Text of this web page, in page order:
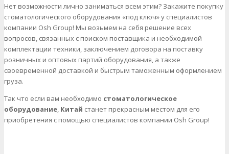
Нет возможности лично заниматься всем этим? Закажите покупку
стоматологического оборудования «под ключ» у специалистов
компании Osh Group! Мы возьмем на себя решение всех
вопросов, связанных с поиском поставщика и необходимой
комплектации техники, заключением договора на поставку
розничных и оптовых партий оборудования, а также
своевременной доставкой и быстрым таможенным оформлением
груза.
Так что если вам необходимо стоматологическое
оборудование, Китай станет прекрасным местом для его
приобретения с помощью специалистов компании Osh Group!